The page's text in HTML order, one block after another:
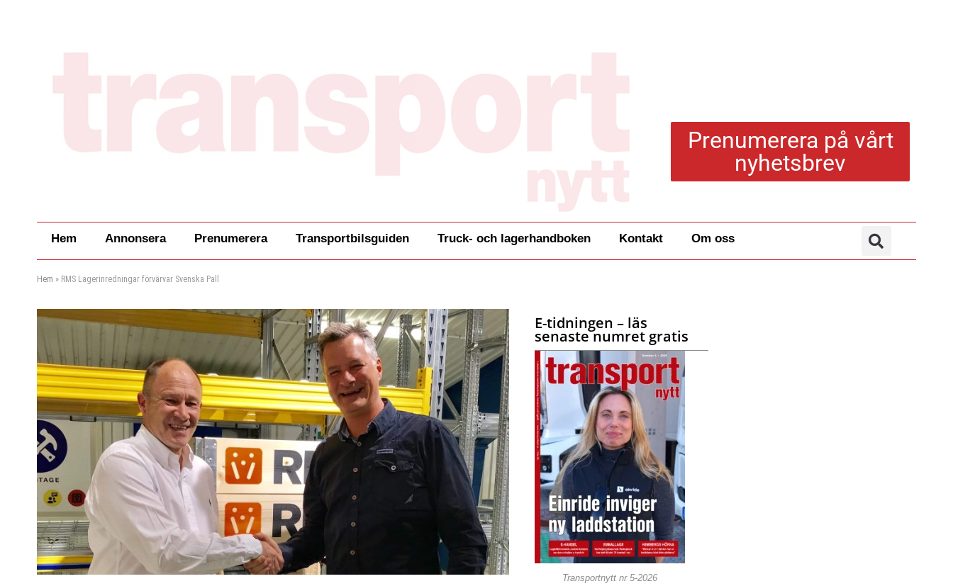
Prenumerera på vårt
nyhetsbrev
Hem Annonsera Prenumerera Transportbilsguiden Truck- och lagerhandboken Kontakt Om oss
Hem » RMS Lagerinredningar förvärvar Svenska Pall
E-tidningen – läs
senaste numret gratis
Transportnytt nr 5-2026